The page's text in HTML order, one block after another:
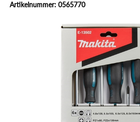
Artikelnummer: 0565770